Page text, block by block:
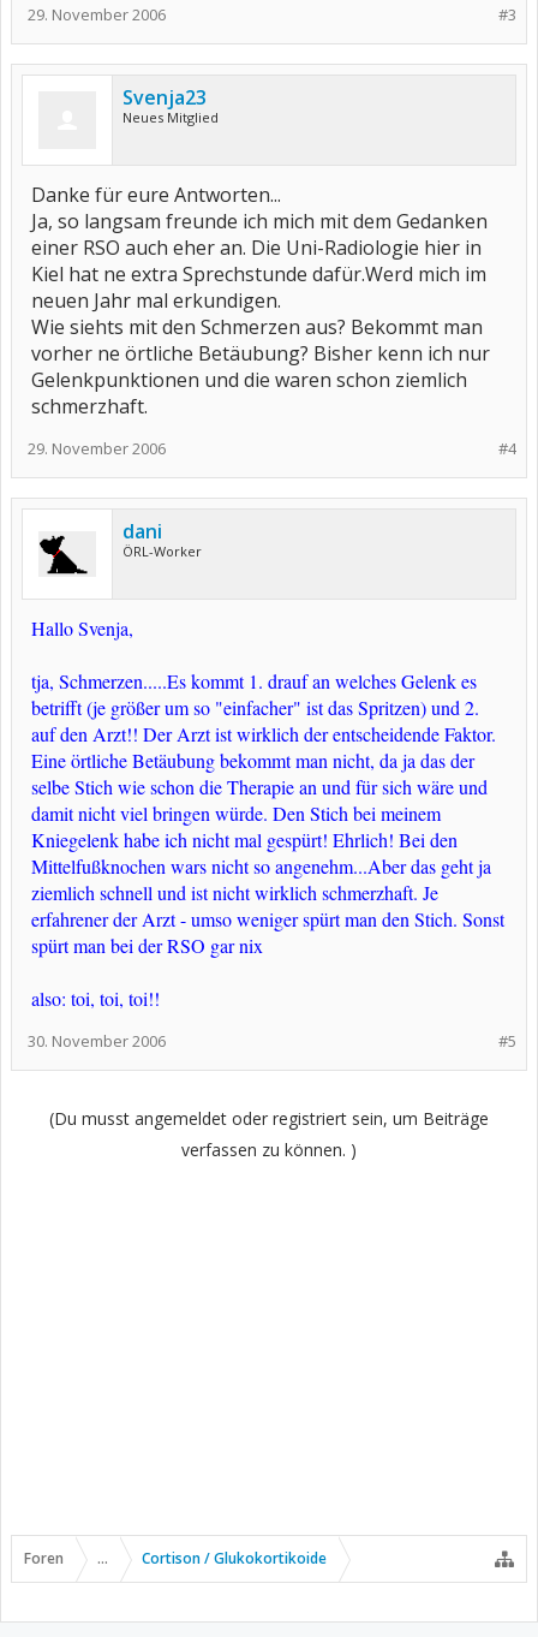
#3
29. November 2006
Svenja23
Neues Mitglied
Danke für eure Antworten...
Ja, so langsam freunde ich mich mit dem Gedanken
einer RSO auch eher an. Die Uni-Radiologie hier in
Kiel hat ne extra Sprechstunde dafür.Werd mich im
neuen Jahr mal erkundigen.
Wie siehts mit den Schmerzen aus? Bekommt man
vorher ne örtliche Betäubung? Bisher kenn ich nur
Gelenkpunktionen und die waren schon ziemlich
schmerzhaft.
#4
29. November 2006
dani
ÖRL-Worker
Hallo Svenja,
tja, Schmerzen.....Es kommt 1. drauf an welches Gelenk es
betrifft (je größer um so "einfacher" ist das Spritzen) und 2.
auf den Arzt!! Der Arzt ist wirklich der entscheidende Faktor.
Eine örtliche Betäubung bekommt man nicht, da ja das der
selbe Stich wie schon die Therapie an und für sich wäre und
damit nicht viel bringen würde. Den Stich bei meinem
Kniegelenk habe ich nicht mal gespürt! Ehrlich! Bei den
Mittelfußknochen wars nicht so angenehm...Aber das geht ja
ziemlich schnell und ist nicht wirklich schmerzhaft. Je
erfahrener der Arzt - umso weniger spürt man den Stich. Sonst
spürt man bei der RSO gar nix
also: toi, toi, toi!!​
#5
30. November 2006
(Du musst angemeldet oder registriert sein, um Beiträge
verfassen zu können. )
Foren ... Cortison / Glukokortikoide